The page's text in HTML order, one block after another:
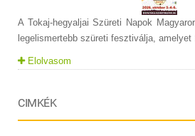
A Tokaj-hegyaljai Szüreti Napok
legelismertebb szüreti fesztiválja, amelyet
Elolvasom
CIMKÉK